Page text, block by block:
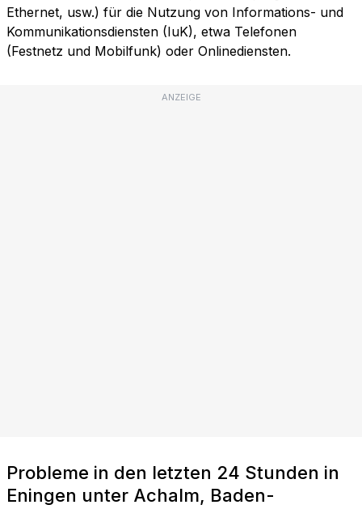
Ethernet, usw.) für die Nutzung von Informations- und
Kommunikationsdiensten (IuK), etwa Telefonen
(Festnetz und Mobilfunk) oder Onlinediensten.
ANZEIGE
Probleme in den letzten 24 Stunden in
Eningen unter Achalm, Baden-